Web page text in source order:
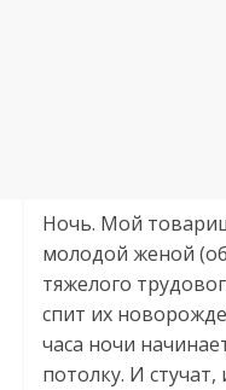
Ночь. Мой
молодой женой
тяжелого
спит их
часа ночи
потолку. И стучат,